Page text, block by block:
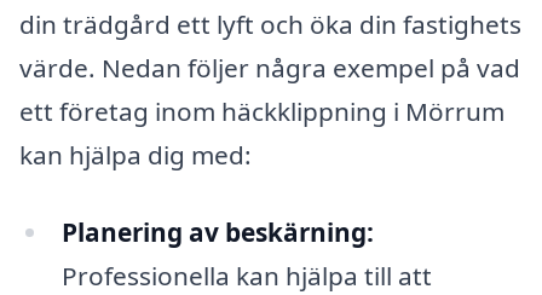
din trädgård ett lyft och öka din fastighets
värde. Nedan följer några exempel på vad
ett företag inom häckklippning i Mörrum
kan hjälpa dig med:
Planering av beskärning:
Professionella kan hjälpa till att